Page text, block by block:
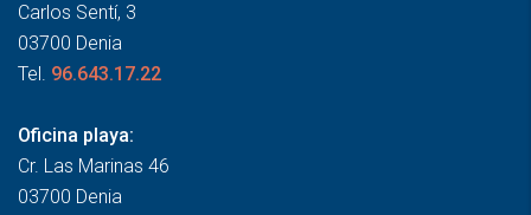
Carlos Sentí, 3
03700 Denia
Tel. 96.643.17.22
Oficina playa:
Cr. Las Marinas 46
03700 Denia